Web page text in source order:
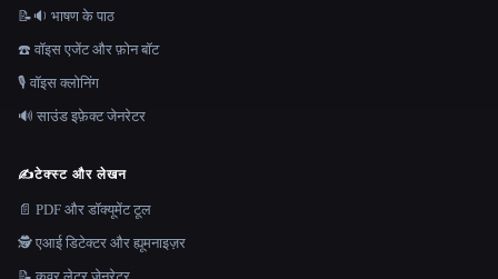
📝🔉 भाषण के पाठ
☎️ वॉइस एजेंट और फ़ोन बॉट
🎙️ वॉइस क्लोनिंग
🔊 साउंड इफ़ेक्ट जेनरेटर
✍️टेक्स्ट और लेखन
📄 PDF और डॉक्यूमेंट टूल
🕵️ एआई डिटेक्टर और ह्यूमनाइज़र